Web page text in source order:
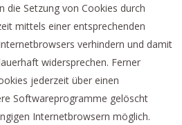
die Setzung von Cookies durch
mittels einer entsprechenden
verhindern und damit
widersprechen. Ferner
jederzeit über einen
Softwareprogramme gelöscht
Internetbrowsern möglich.